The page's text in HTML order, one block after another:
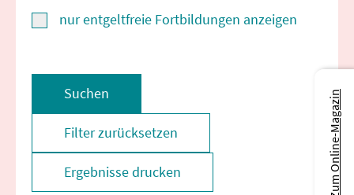
nur entgeltfreie Fortbildungen anzeigen
Suchen
Filter zurücksetzen
Ergebnisse drucken Zum Online-Magazin